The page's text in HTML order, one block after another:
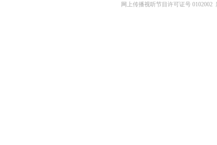
网上传播视听节目许可证号 0102002